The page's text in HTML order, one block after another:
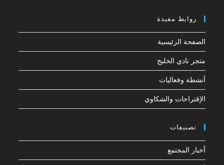
روابط مفيدة
الصفحة الرئيسية
متجر نادي الخليج
أنشطة وفعاليات
الإقتراحات والشكاوي
تصنيفات
أخبار المجتمع